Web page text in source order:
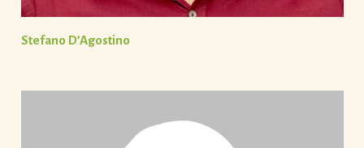
Stefano D’Agostino